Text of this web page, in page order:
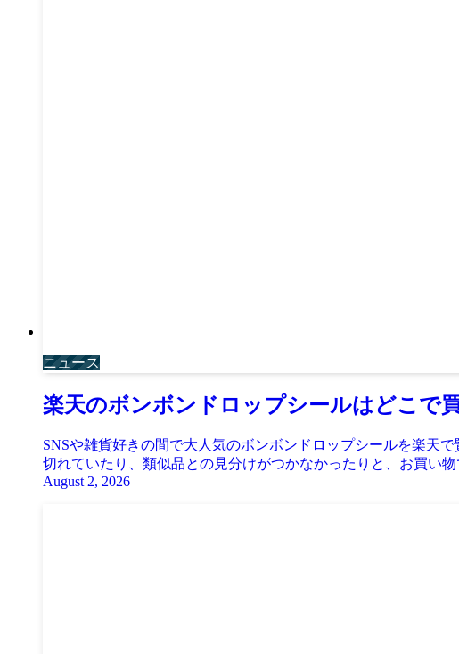
ニュース
楽天のボンボンドロップシールはどこで
SNSや雑貨好きの間で大人気のボンボンドロップシールを楽天
切れていたり、類似品との見分けがつかなかったりと、お買い
August 2, 2026